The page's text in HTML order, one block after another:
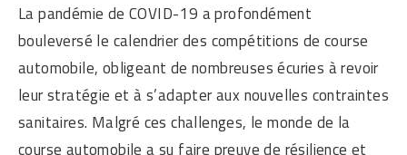
La pandémie de COVID-19 a profondément
bouleversé le calendrier des compétitions de course
automobile, obligeant de nombreuses écuries à revoir
leur stratégie et à s’adapter aux nouvelles contraintes
sanitaires. Malgré ces challenges, le monde de la
course automobile a su faire preuve de résilience et